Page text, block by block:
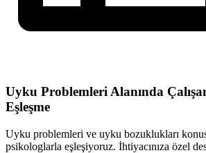
Uyku Problemleri Alanında
Eşleşme
Uyku problemleri ve uyku bozuklukları
psikologlarla eşleşiyoruz. İhtiyacınıza özel